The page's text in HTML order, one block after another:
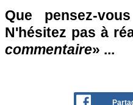
Que pensez-
N'hésitez pas à
commentaire» ...